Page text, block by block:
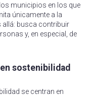
municipios en los que
únicamente a la
allá: busca contribuir
y, en especial, de
sostenibilidad
se centran en